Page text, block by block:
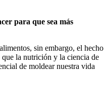
para que sea más
sin embargo, el hecho
la nutrición y la ciencia de
de moldear nuestra vida